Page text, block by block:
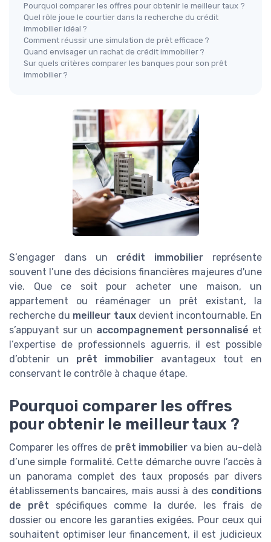
Pourquoi comparer les offres pour obtenir le meilleur taux ?
Quel rôle joue le courtier dans la recherche du crédit
immobilier idéal ?
Comment réussir une simulation de prêt efficace ?
Quand envisager un rachat de crédit immobilier ?
Sur quels critères comparer les banques pour son prêt
immobilier ?
S’engager dans un crédit immobilier représente
souvent l’une des décisions financières majeures d'une
vie. Que ce soit pour acheter une maison, un
appartement ou réaménager un prêt existant, la
recherche du meilleur tauxdevient incontournable. En
s’appuyant sur un accompagnement personnalisé et
l’expertise de professionnels aguerris, il est possible
d’obtenir un prêt immobilier avantageux tout en
conservant le contrôle à chaque étape.
Pourquoi comparer les offres
pour obtenir le meilleur taux ?
Comparer les offres de prêt immobilier va bien au-delà
d’une simple formalité. Cette démarche ouvre l’accès à
un panorama complet des taux proposés par divers
établissements bancaires, mais aussi à des conditions
de prêt spécifiques comme la durée, les frais de
dossier ou encore les garanties exigées. Pour ceux qui
souhaitent optimiser leur financement, il est judicieux